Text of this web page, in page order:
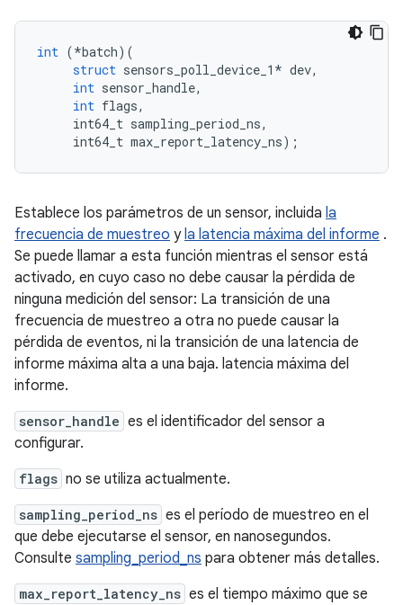
int (*batch)(
struct sensors_poll_device_1 * dev,
int sensor_handle,
int flags,
int64_t sampling_period_ns,
int64_t max_report_latency_ns);
Establece los parámetros de un sensor, incluida la
frecuencia de muestreo yla latencia máxima del informe .
Se puede llamar a esta función mientras el sensor está
activado, en cuyo caso no debe causar la pérdida de
ninguna medición del sensor: La transición de una
frecuencia de muestreo a otra no puede causar la
pérdida de eventos, ni la transición de una latencia de
informe máxima alta a una baja. latencia máxima del
informe.
sensor_handle es el identificador del sensor a
configurar.
flags no se utiliza actualmente.
sampling_period_ns es el período de muestreo en el
que debe ejecutarse el sensor, en nanosegundos.
Consulte sampling_period_ns para obtener más detalles.
max_report_latency_ns es el tiempo máximo que se